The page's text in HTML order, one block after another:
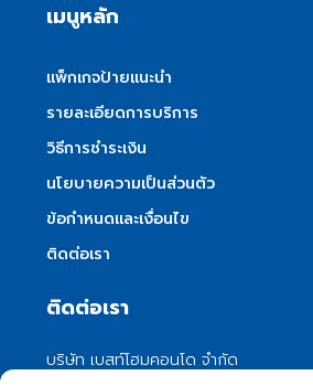
เมนูหลัก
แพ็กเกจป้ายแนะนำ
รายละเอียดการบริการ
วิธีการชำระเงิน
นโยบายความเป็นส่วนตัว
ข้อกำหนดและเงื่อนไข
ติดต่อเรา
ติดต่อเรา
บริษัท เบสท์โฮมคอนโด จำกัด